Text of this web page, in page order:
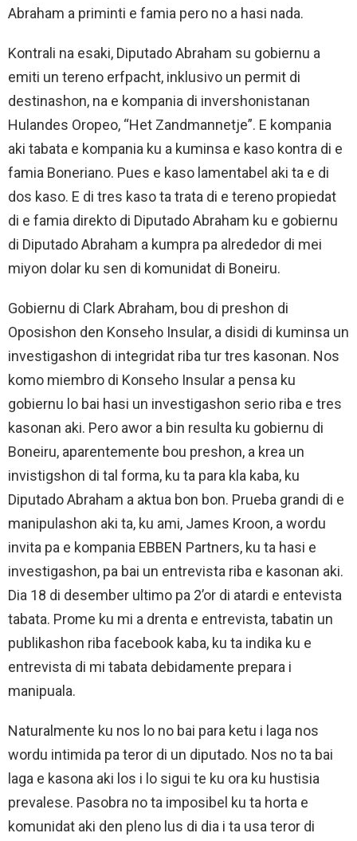
Abraham a priminti e famia pero no a hasi nada.
Kontrali na esaki, Diputado Abraham su gobiernu a
emiti un tereno erfpacht, inklusivo un permit di
destinashon, na e kompania di invershonistanan
Hulandes Oropeo, “Het Zandmannetje”. E kompania
aki tabata e kompania ku a kuminsa e kaso kontra di e
famia Boneriano. Pues e kaso lamentabel aki ta e di
dos kaso. E di tres kaso ta trata di e tereno propiedat
di e famia direkto di Diputado Abraham ku e gobiernu
di Diputado Abraham a kumpra pa alrededor di mei
miyon dolar ku sen di komunidat di Boneiru.
Gobiernu di Clark Abraham, bou di preshon di
Oposishon den Konseho Insular, a disidi di kuminsa un
investigashon di integridat riba tur tres kasonan. Nos
komo miembro di Konseho Insular a pensa ku
gobiernu lo bai hasi un investigashon serio riba e tres
kasonan aki. Pero awor a bin resulta ku gobiernu di
Boneiru, aparentemente bou preshon, a krea un
invistigshon di tal forma, ku ta para kla kaba, ku
Diputado Abraham a aktua bon bon. Prueba grandi di e
manipulashon aki ta, ku ami, James Kroon, a wordu
invita pa e kompania EBBEN Partners, ku ta hasi e
investigashon, pa bai un entrevista riba e kasonan aki.
Dia 18 di desember ultimo pa 2’or di atardi e entevista
tabata. Prome ku mi a drenta e entrevista, tabatin un
publikashon riba facebook kaba, ku ta indika ku e
entrevista di mi tabata debidamente prepara i
manipuala.
Naturalmente ku nos lo no bai para ketu i laga nos
wordu intimida pa teror di un diputado. Nos no ta bai
laga e kasona aki los i lo sigui te ku ora ku hustisia
prevalese. Pasobra no ta imposibel ku ta horta e
komunidat aki den pleno lus di dia i ta usa teror di